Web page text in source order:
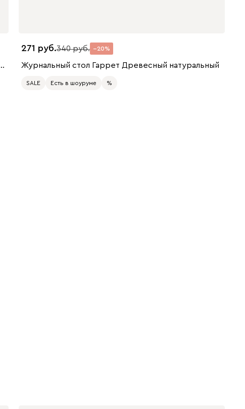
Древесный натуральный/Черный
271 340 20
Журнальный стол Гаррет Древесный натуральный
SALE Есть в шоуруме %